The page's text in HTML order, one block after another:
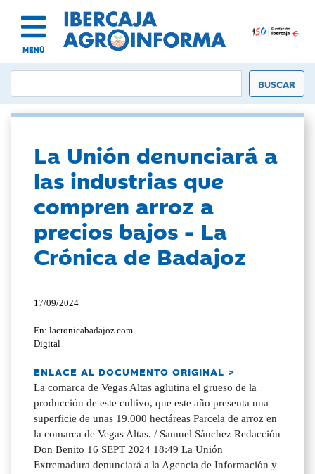
MENÚ
La Unión denunciará a
las industrias que
compren arroz a
precios bajos - La
Crónica de Badajoz
17/09/2024
En: lacronicabadajoz.com
Digital
ENLACE AL DOCUMENTO ORIGINAL >
La comarca de Vegas Altas aglutina el grueso de la
producción de este cultivo, que este año presenta una
superficie de unas 19.000 hectáreas Parcela de arroz en
la comarca de Vegas Altas. / Samuel Sánchez Redacción
Don Benito 16 SEPT 2024 18:49 La Unión
Extremadura denunciará a la Agencia de Información y